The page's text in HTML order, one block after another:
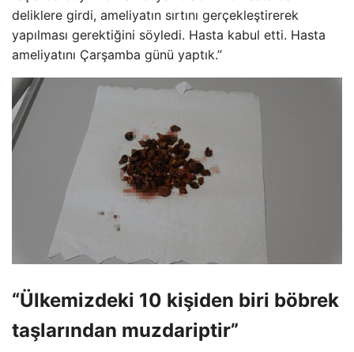
deliklere girdi, ameliyatın sırtını gerçekleştirerek
yapılması gerektiğini söyledi. Hasta kabul etti. Hasta
ameliyatını Çarşamba günü yaptık.”
“Ülkemizdeki 10 kişiden biri böbrek
taşlarından muzdariptir”